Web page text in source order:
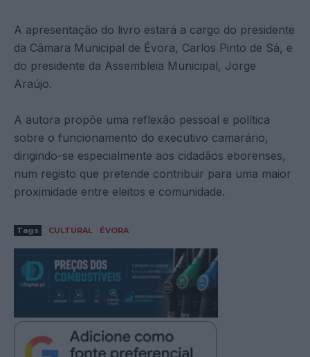
A apresentação do livro estará a cargo do presidente
da Câmara Municipal de Évora, Carlos Pinto de Sá, e
do presidente da Assembleia Municipal, Jorge
Araújo.
A autora propõe uma reflexão pessoal e política
sobre o funcionamento do executivo camarário,
dirigindo-se especialmente aos cidadãos eborenses,
num registo que pretende contribuir para uma maior
proximidade entre eleitos e comunidade.
Tags CULTURAL ÉVORA